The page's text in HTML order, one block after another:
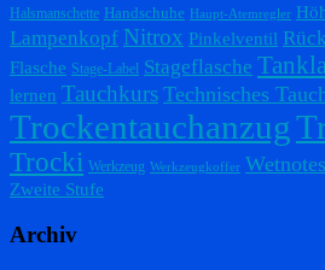
Halsmanschette Handschuhe Haupt-Atemregler
Lampenkopf Nitrox Pinkelventil
Flasche Stage-Label Stageflasche
lernen Tauchkurs Technisches
Trockentauchanzug
Trocki Werkzeug Werkzeugkoffer Wetnotes
Zweite Stufe
Archiv